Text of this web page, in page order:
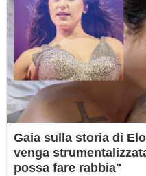
Gaia sulla storia di
venga
possa fare rabbia"